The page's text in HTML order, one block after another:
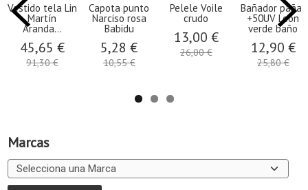
Marcas
Vestido tela Lin
Martín
Aranda...
45,65 €
91,30 €
Capota punto
Narciso rosa
Babidu
5,28 €
10,55 €
Pelele Voile
crudo
13,00 €
26,00 €
Bañador pañal
+50UV León
verde baño
12,90 €
25,80 €